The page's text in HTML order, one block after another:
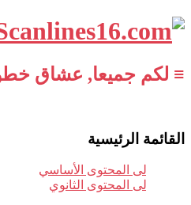
≡ لكم جميعا, عشاق
القائمة الرئيسية
تخطي إلى المحتوى الأساسي
تخطي إلى المحتوى الثانوي